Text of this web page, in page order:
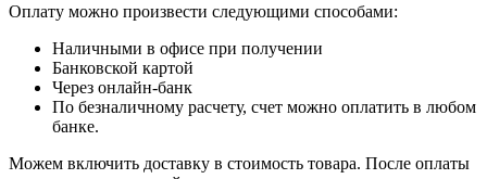
Оплату можно произвести следующими способами:
Наличными в офисе при получении
Банковской картой
Через онлайн-банк
По безналичному расчету, счет можно оплатить в любом
банке.
Можем включить доставку в стоимость товара. После оплаты